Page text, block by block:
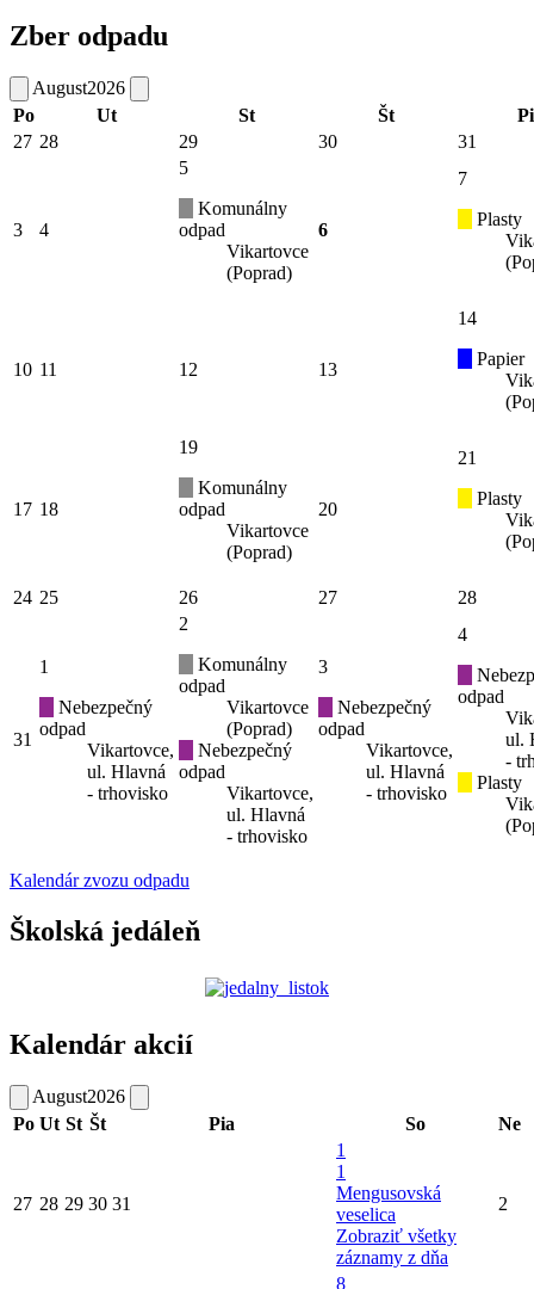
Zber odpadu
August2026
Po
Ut St Št
Pi
27 28 29 30 31
3 4
5
Komunálny
odpad
Vikartovce
(Poprad)
6
7
Plasty
10 11 12 13
14
Papier
17 18
19
Komunálny
odpad
Vikartovce
(Poprad)
20
21
Plasty
24 25 26 27 28
31
1
Nebezpečný
odpad
Vikartovce,
ul. Hlavná
- trhovisko
2
Komunálny
odpad
Vikartovce
(Poprad)
Nebezpečný
odpad
Vikartovce,
ul. Hlavná
- trhovisko
3
Nebezpečný
odpad
Vikartovce,
ul. Hlavná
- trhovisko
4
odpad
ul.
-
Plasty
Kalendár zvozu odpadu
Školská jedáleň
Kalendár akcií
August2026
Po Ut St Št Pia So Ne
27 28 29 30 31
1
1
Mengusovská
veselica
Zobraziť všetky
záznamy z dňa
2
8